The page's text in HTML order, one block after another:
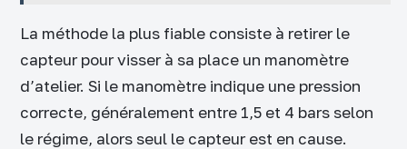
La méthode la plus fiable consiste à retirer le
capteur pour visser à sa place un manomètre
d’atelier. Si le manomètre indique une pression
correcte, généralement entre 1,5 et 4 bars selon
le régime, alors seul le capteur est en cause.